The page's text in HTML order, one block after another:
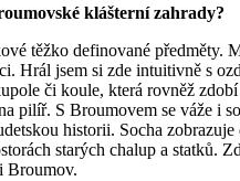
klášterní zahrady?
těžko definované předměty.
Hrál jsem si zde intuitivně s
či koule, která rovněž
pilíř. S Broumovem se váže i
historii. Socha
starých chalup a statků.
Broumov.